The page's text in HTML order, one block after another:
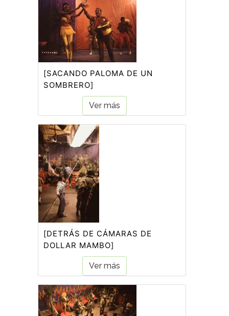
[SACANDO PALOMA DE UN
SOMBRERO]
Ver más
[DETRÁS DE CÁMARAS DE
DOLLAR MAMBO]
Ver más